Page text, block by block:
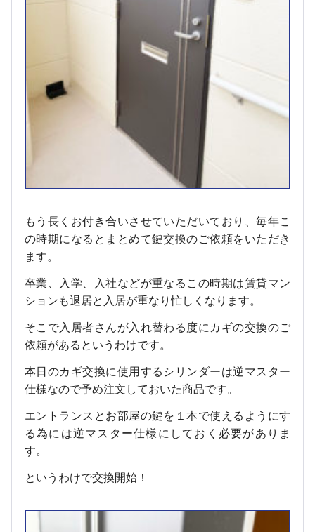
もう長くお付き合いさせていただいており、毎年こ
の時期になるとまとめて鍵交換のご依頼をいただき
ます。
卒業、入学、入社などが重なるこの時期は賃貸マン
ションも退居と入居が重なり忙しくなります。
そこで入居者さんが入れ替わる度にカギの交換のご
依頼があるというわけです。
本日のカギ交換に使用するシリンダーは逆マスター
仕様なので予め注文しておいた商品です。
エントランスとお部屋の鍵を１本で使えるようにす
る為には逆マスター仕様にしておく必要がありま
す。
というわけで交換開始！